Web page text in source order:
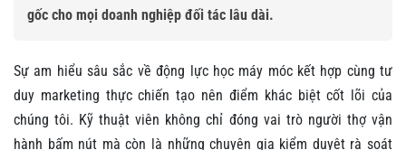
gốc cho mọi doanh nghiệp đối tác lâu dài.
Sự am hiểu sâu sắc về động lực học máy móc kết hợp cùng tư
duy marketing thực chiến tạo nên điểm khác biệt cốt lõi của
chúng tôi. Kỹ thuật viên không chỉ đóng vai trò người thợ vận
hành bấm nút mà còn là những chuyên gia kiểm duyệt rà soát